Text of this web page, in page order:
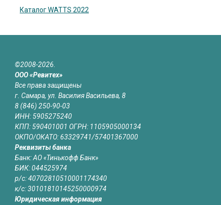
Каталог WATTS 2022
©2008-2026.
ООО «Ревитех»
Все права защищены
г. Самара, ул. Василия Васильева, 8
8 (846) 250-90-03
ИНН: 5905275240
КПП: 590401001 ОГРН: 1105905000134
ОКПО/ОКАТО: 63329741/57401367000
Реквизиты банка
Банк: АО «Тинькофф Банк»
БИК: 044525974
р/с: 40702810510001174340
к/с: 30101810145250000974
Юридическая информация